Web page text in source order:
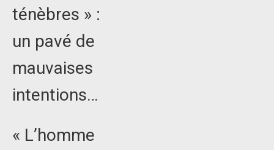
ténèbres » :
un pavé de
mauvaises
intentions…
« L’homme